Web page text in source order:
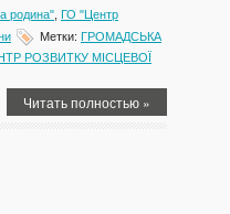
родина" ГО "Центр
Метки: ГРОМАДСЬКА
РОЗВИТКУ МІСЦЕВОЇ
Читать полностью »